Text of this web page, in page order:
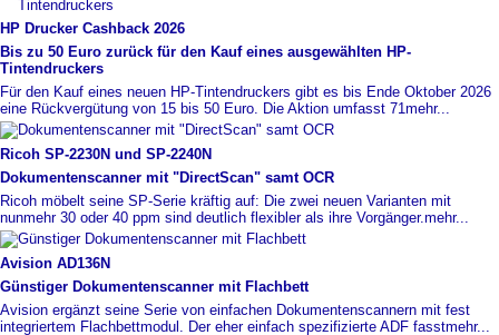
HP Drucker Cashback 2026
Bis zu 50 Euro zurück für den Kauf eines ausgewählten HP-
Tintendruckers
Für den Kauf eines neuen HP-Tintendruckers gibt es bis Ende Oktober 2026
eine Rückvergütung von 15 bis 50 Euro. Die Aktion umfasst 71mehr...
Ricoh SP-​2230N und SP-​2240N
Dokumentenscanner mit "DirectScan" samt OCR
Ricoh möbelt seine SP-Serie kräftig auf: Die zwei neuen Varianten mit
nunmehr 30 oder 40 ppm sind deutlich flexibler als ihre Vorgänger.mehr...
Avision AD136N
Günstiger Dokumentenscanner mit Flachbett
Avision ergänzt seine Serie von einfachen Dokumentenscannern mit fest
integriertem Flachbettmodul. Der eher einfach spezifizierte ADF fasstmehr...